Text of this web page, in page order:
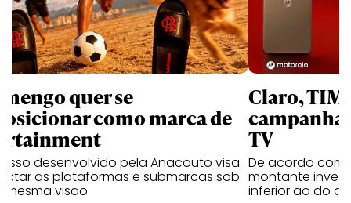
quer se
como marca de
desenvolvido pela Anacouto visa
as plataformas e submarcas sob
mesma visão
Claro,
TV
De acordo com
montante
inferior ao do